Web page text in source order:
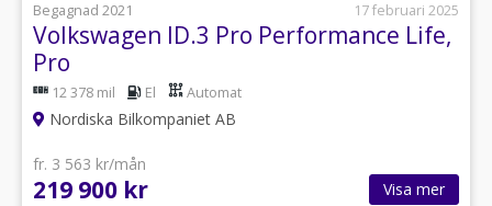
Begagnad 2021
17 februari 2025
Volkswagen ID.3 Pro Performance Life,
Pro
12 378 mil El Automat
Nordiska Bilkompaniet AB
fr. 3 563 kr/mån
219 900 kr Visa mer